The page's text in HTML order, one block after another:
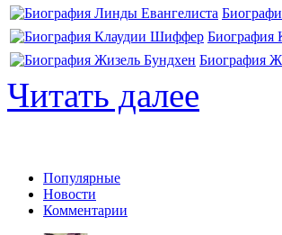
Биография
Биография
Читать далее
Популярные
Новости
Комментарии